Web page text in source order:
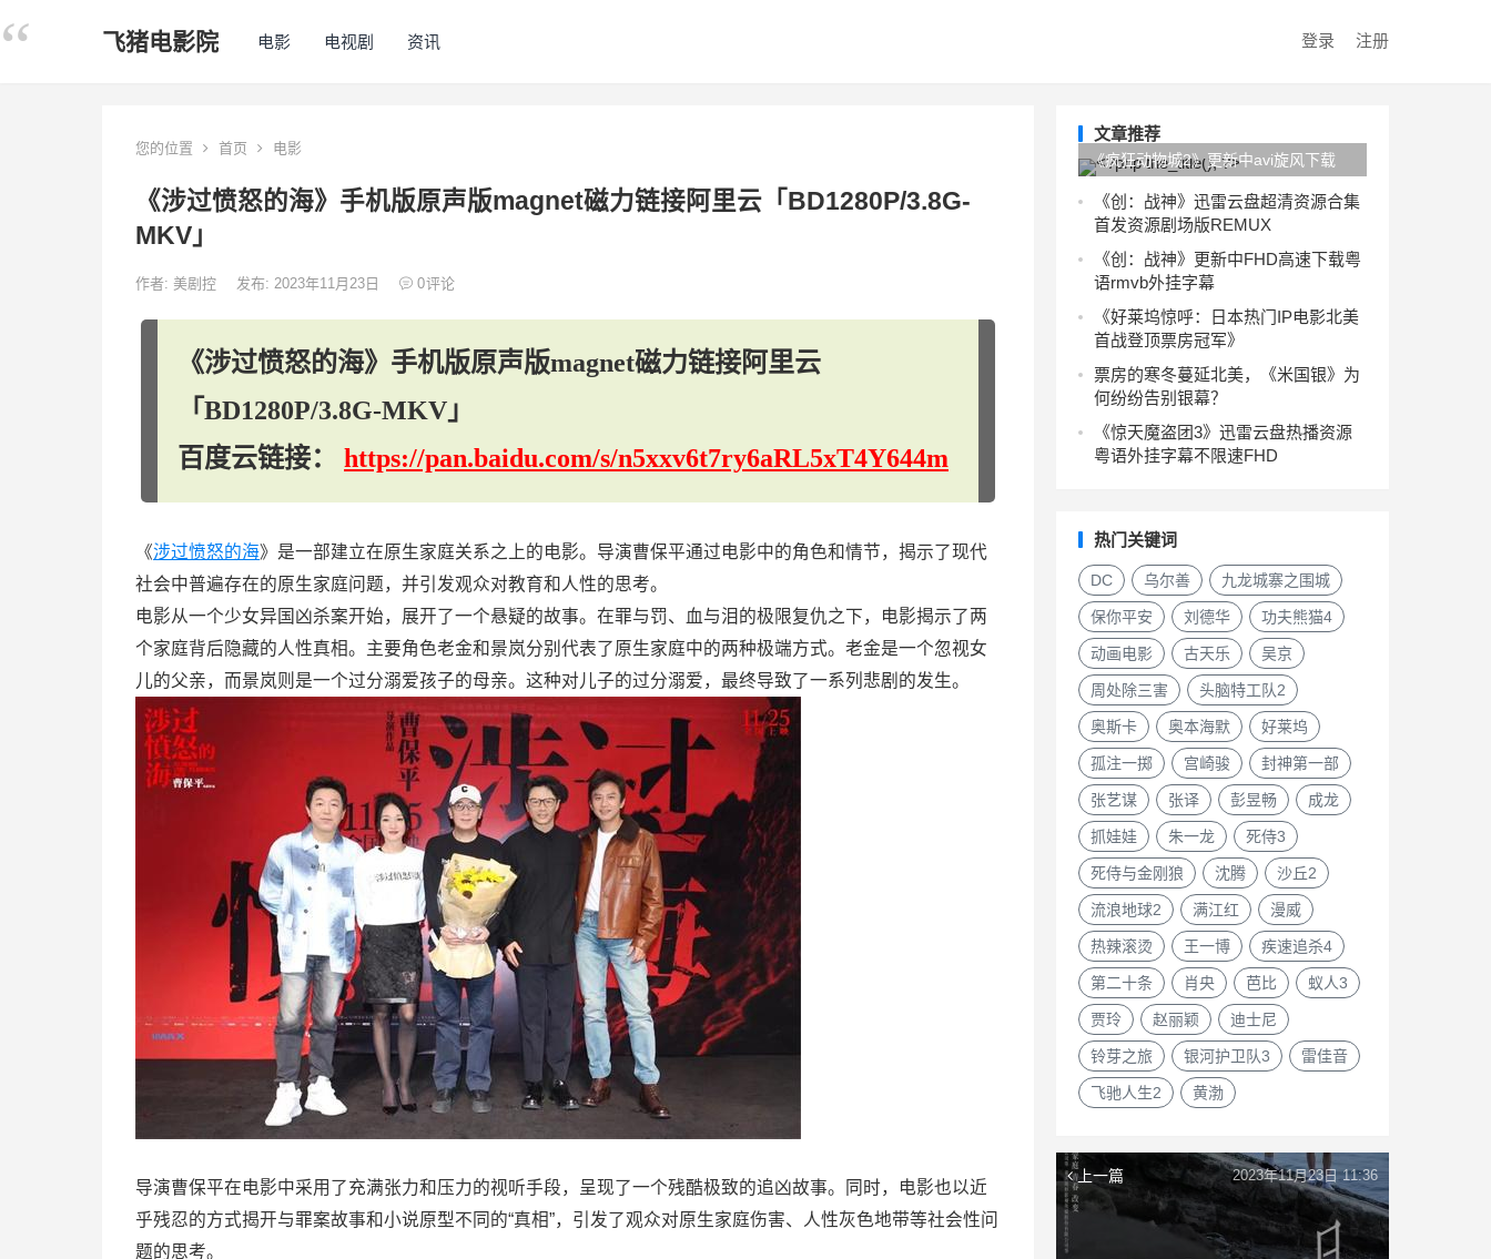
飞猪电影院 电影 电视剧 资讯 登录 注册
您的位置 首页 电影
《涉过愤怒的海》手机版原声版magnet磁力链接阿里云「BD1280P/3.8G-
MKV」
作者: 美剧控 发布: 2023年11月23日 0评论
《涉过愤怒的海》手机版原声版magnet磁力链接阿里云
「BD1280P/3.8G-MKV」
百度云链接： https://pan.baidu.com/s/n5xxv6t7ry6aRL5xT4Y644m
《涉过愤怒的海》是一部建立在原生家庭关系之上的电影。导演曹保平通过电影中的角色和情节，揭示了现代
社会中普遍存在的原生家庭问题，并引发观众对教育和人性的思考。
电影从一个少女异国凶杀案开始，展开了一个悬疑的故事。在罪与罚、血与泪的极限复仇之下，电影揭示了两
个家庭背后隐藏的人性真相。主要角色老金和景岚分别代表了原生家庭中的两种极端方式。老金是一个忽视女
儿的父亲，而景岚则是一个过分溺爱孩子的母亲。这种对儿子的过分溺爱，最终导致了一系列悲剧的发生。
导演曹保平在电影中采用了充满张力和压力的视听手段，呈现了一个残酷极致的追凶故事。同时，电影也以近
乎残忍的方式揭开与罪案故事和小说原型不同的“真相”，引发了观众对原生家庭伤害、人性灰色地带等社会性问
题的思考。
文章推荐
《疯狂动物城2》更新中avi旋风下载
HD720p完整版
《创：战神》迅雷云盘超清资源合集
首发资源剧场版REMUX
《创：战神》更新中FHD高速下载粤
语rmvb外挂字幕
《好莱坞惊呼：日本热门IP电影北美
首战登顶票房冠军》
票房的寒冬蔓延北美，《米国银》为
何纷纷告别银幕？
《惊天魔盗团3》迅雷云盘热播资源
粤语外挂字幕不限速FHD
热门关键词
DC 乌尔善 九龙城寨之围城
保你平安 刘德华 功夫熊猫4
动画电影 古天乐 吴京
周处除三害 头脑特工队2
奥斯卡 奥本海默 好莱坞
孤注一掷 宫崎骏 封神第一部
张艺谋 张译 彭昱畅 成龙
抓娃娃 朱一龙 死侍3
死侍与金刚狼 沈腾 沙丘2
流浪地球2 满江红 漫威
热辣滚烫 王一博 疾速追杀4
第二十条 肖央 芭比 蚁人3
贾玲 赵丽颖 迪士尼
铃芽之旅 银河护卫队3 雷佳音
飞驰人生2 黄渤
上一篇 2023年11月23日 11:36